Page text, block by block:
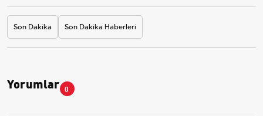
Son Dakika Son Dakika Haberleri
Yorumlar 0